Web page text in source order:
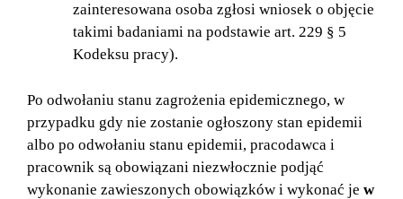
zainteresowana osoba zgłosi wniosek o objęcie
takimi badaniami na podstawie art. 229 § 5
Kodeksu pracy).
Po odwołaniu stanu zagrożenia epidemicznego, w
przypadku gdy nie zostanie ogłoszony stan epidemii
albo po odwołaniu stanu epidemii, pracodawca i
pracownik są obowiązani niezwłocznie podjąć
wykonanie zawieszonych obowiązków i wykonać je w